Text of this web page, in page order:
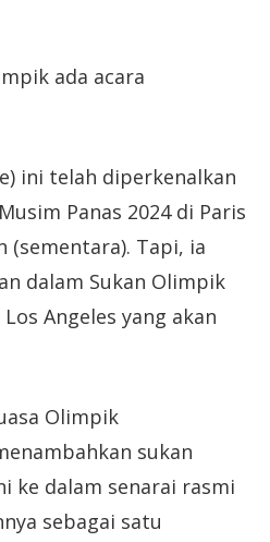
ada acara
ini telah diperkenalkan
Panas 2024 di Paris
(sementara). Tapi, ia
dalam Sukan Olimpik
Angeles yang akan
Olimpik
sukan
ke dalam senarai rasmi
sebagai satu